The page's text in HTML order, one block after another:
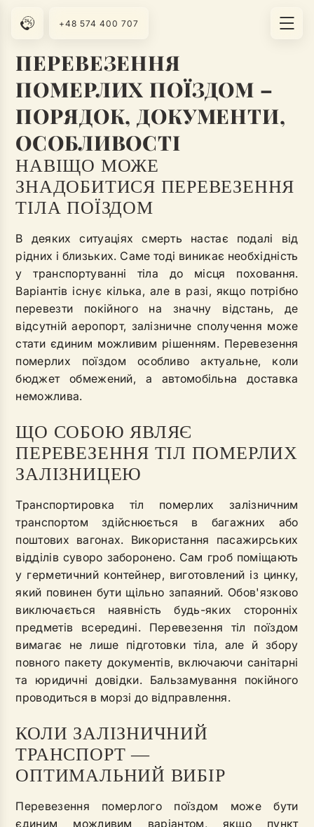
ПЕРЕВЕЗЕННЯ
ПОМЕРЛИХ ПОЇЗДОМ –
ПОРЯДОК, ДОКУМЕНТИ,
ОСОБЛИВОСТІ
НАВІЩО МОЖЕ
ЗНАДОБИТИСЯ ПЕРЕВЕЗЕННЯ
ТІЛА ПОЇЗДОМ
В деяких ситуаціях смерть настає подалі від
рідних і близьких. Саме тоді виникає необхідність
у транспортуванні тіла до місця поховання.
Варіантів існує кілька, але в разі, якщо потрібно
перевезти покійного на значну відстань, де
відсутній аеропорт, залізничне сполучення може
стати єдиним можливим рішенням. Перевезення
померлих поїздом особливо актуальне, коли
бюджет обмежений, а автомобільна доставка
неможлива.
ЩО СОБОЮ ЯВЛЯЄ
ПЕРЕВЕЗЕННЯ ТІЛ ПОМЕРЛИХ
ЗАЛІЗНИЦЕЮ
Транспортировка тіл померлих залізничним
транспортом здійснюється в багажних або
поштових вагонах. Використання пасажирських
відділів суворо заборонено. Сам гроб поміщають
у герметичний контейнер, виготовлений із цинку,
який повинен бути щільно запаяний. Обов'язково
виключається наявність будь-яких сторонніх
предметів всередині. Перевезення тіл поїздом
вимагає не лише підготовки тіла, але й збору
повного пакету документів, включаючи санітарні
та юридичні довідки. Бальзамування покійного
проводиться в морзі до відправлення.
КОЛИ ЗАЛІЗНИЧНИЙ
ТРАНСПОРТ —
ОПТИМАЛЬНИЙ ВИБІР
Перевезення померлого поїздом може бути
єдиним можливим варіантом, якщо пункт
+48 574 400 707